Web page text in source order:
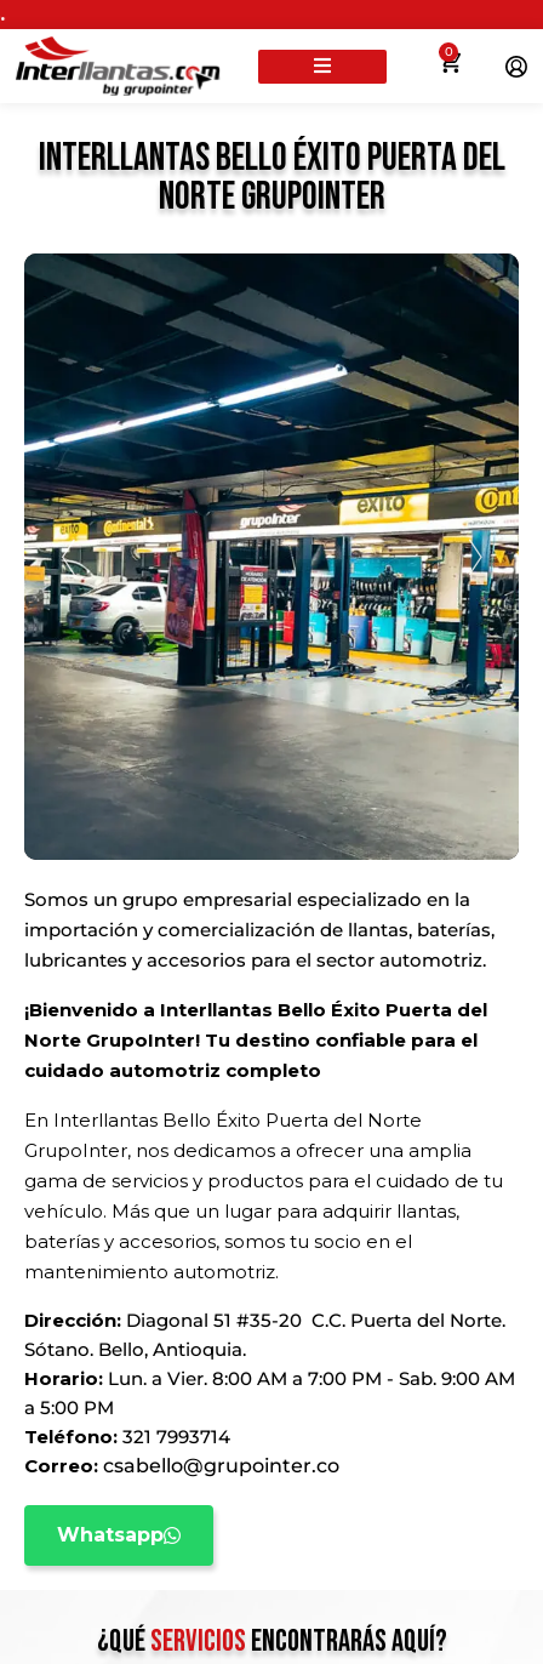
0
Interllantas Bello Éxito Puerta del
Norte GrupoInter
Somos un grupo empresarial especializado en la
importación y comercialización de llantas, baterías,
lubricantes y accesorios para el sector automotriz.
¡Bienvenido a Interllantas Bello Éxito Puerta del
Norte GrupoInter! Tu destino confiable para el
cuidado automotriz completo
En Interllantas Bello Éxito Puerta del Norte
GrupoInter, nos dedicamos a ofrecer una amplia
gama de servicios y productos para el cuidado de tu
vehículo. Más que un lugar para adquirir llantas,
baterías y accesorios, somos tu socio en el
mantenimiento automotriz.
Dirección: Diagonal 51 #35-20 C.C. Puerta del Norte.
Sótano. Bello, Antioquia.
Horario: Lun. a Vier. 8:00 AM a 7:00 PM - Sab. 9:00 AM
a 5:00 PM
Teléfono: 321 7993714
Correo: csabello@grupointer.co
Whatsapp
¿quéserviciosencontrarás aquí?